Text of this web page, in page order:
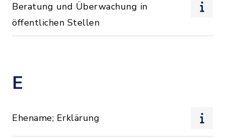
Beratung und Überwachung in
öffentlichen Stellen
E
Ehename; Erklärung